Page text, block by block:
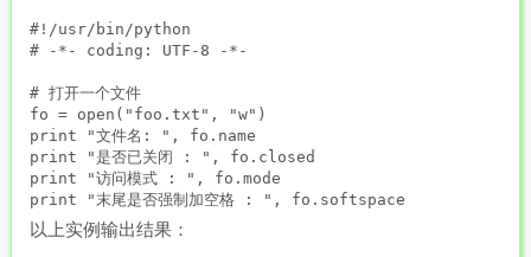
#!/usr/bin/python
# -*- coding: UTF-8 -*-
# 打开一个文件
fo = open("foo.txt", "w")
print "文件名: ", fo.name
print "是否已关闭 : ", fo.closed
print "访问模式 : ", fo.mode
以上实例输出结果：